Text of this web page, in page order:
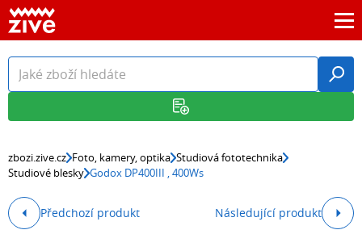
zbozi.zive.cz Foto, kamery, optika Studiová fototechnika
Studiové blesky Godox DP400III , 400Ws
Předchozí produkt Následující produkt